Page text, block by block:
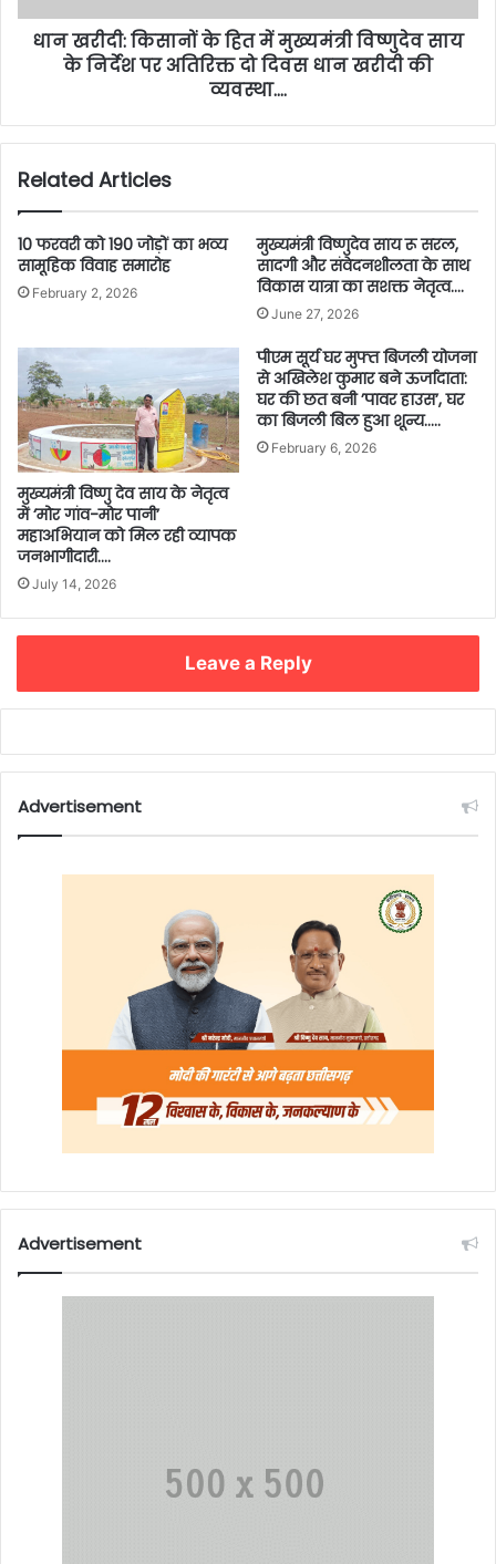
धान खरीदी: किसानों के हित में मुख्यमंत्री विष्णुदेव साय
के निर्देश पर अतिरिक्त दो दिवस धान खरीदी की
व्यवस्था….
Related Articles
10 फरवरी को 190 जोड़ों का भव्य
सामूहिक विवाह समारोह
February 2, 2026
मुख्यमंत्री विष्णुदेव साय रू सरल,
सादगी और संवेदनशीलता के साथ
विकास यात्रा का सशक्त नेतृत्व….
June 27, 2026
मुख्यमंत्री विष्णु देव साय के नेतृत्व
में ‘मोर गांव-मोर पानी’
महाअभियान को मिल रही व्यापक
जनभागीदारी….
July 14, 2026
पीएम सूर्य घर मुफ्त बिजली योजना
से अखिलेश कुमार बने ऊर्जादाता:
घर की छत बनी ’पावर हाउस’, घर
का बिजली बिल हुआ शून्य…..
February 6, 2026
Leave a Reply
Advertisement
Advertisement